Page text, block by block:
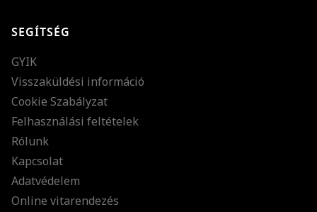
SEGÍTSÉG
GYIK
Visszaküldési információ
Cookie Szabályzat
Felhasználási feltételek
Rólunk
Kapcsolat
Adatvédelem
Online vitarendezés